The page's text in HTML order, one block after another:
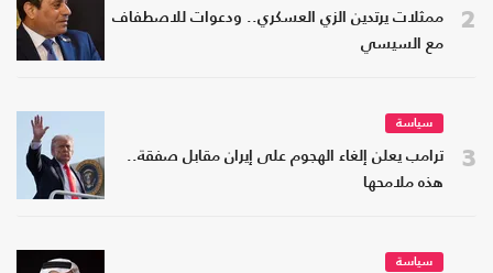
2
ممثلات يرتدين الزي العسكري.. ودعوات للاصطفاف
مع السيسي
3
سياسة
ترامب يعلن إلغاء الهجوم على إيران مقابل صفقة..
هذه ملامحها
سياسة